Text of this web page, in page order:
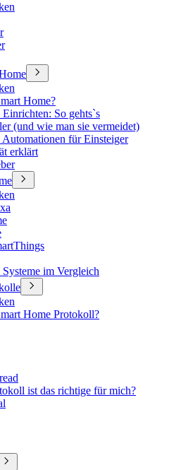
Home?
So gehts`s
(und wie man sie vermeidet)
Automationen für Einsteiger
erklärt
im Vergleich
Home Protokoll?
ist das richtige für mich?